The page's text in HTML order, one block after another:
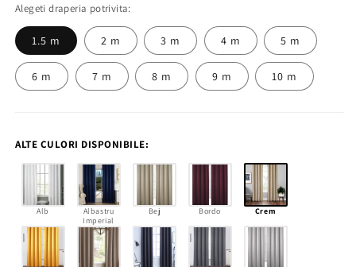
Alegeti draperia potrivita:
1.5 m 2 m 3 m 4 m 5 m
6 m 7 m 8 m 9 m 10 m
ALTE CULORI DISPONIBILE:
Alb
Albastru
Imperial
Bej Bordo Crem